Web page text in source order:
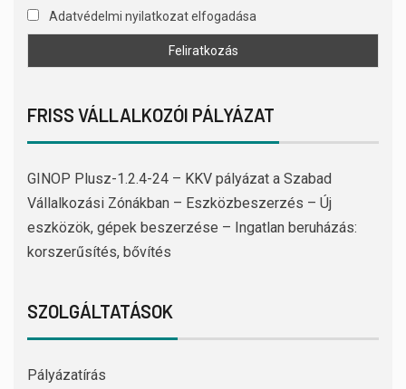
Adatvédelmi nyilatkozat elfogadása
FRISS VÁLLALKOZÓI PÁLYÁZAT
GINOP Plusz-1.2.4-24 – KKV pályázat a Szabad
Vállalkozási Zónákban – Eszközbeszerzés – Új
eszközök, gépek beszerzése – Ingatlan beruházás:
korszerűsítés, bővítés
SZOLGÁLTATÁSOK
Pályázatírás